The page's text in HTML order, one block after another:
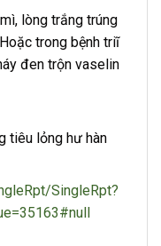
lòng trắng trúng
trong bệnh triĩ
đen trộn vaselin
tiêu lỏng hư hàn
SingleRpt?